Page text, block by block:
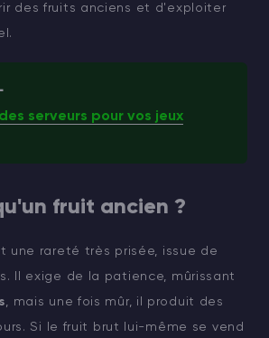
des fruits anciens et d'exploiter
serveurs pour vos jeux
fruit ancien ?
une rareté très prisée, issue de
Il exige de la patience, mûrissant
, mais une fois mûr, il produit des
Si le fruit brut lui-même se vend